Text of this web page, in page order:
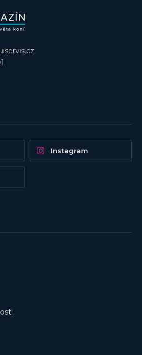
Instagram